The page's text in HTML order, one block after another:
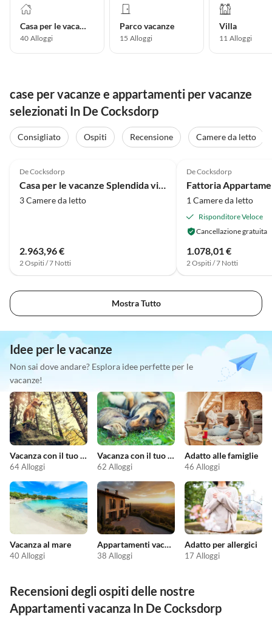
Casa per le vacanze
40 Alloggi
Parco vacanze
15 Alloggi
Villa
11 Alloggi
case per vacanze e appartamenti per vacanze
selezionati In De Cocksdorp
Consigliato Ospiti Recensione
Camere da letto
De Cocksdorp
3 Camere da letto
2.963,96 €
2 Ospiti / 7 Notti
De Cocksdorp
1 Camere da letto
Risponditore Veloce
Cancellazione gratuita
1.078,01 €
2 Ospiti / 7 Notti
Mostra Tutto
Idee per le vacanze
Non sai dove andare? Esplora idee perfette per le
vacanze!
Vacanza con il tuo cane
64 Alloggi
Vacanza con il tuo animale domestico
62 Alloggi
Adatto alle famiglie
46 Alloggi
Vacanza al mare
40 Alloggi
Appartamenti vacanze economici
38 Alloggi
Adatto per allergici
17 Alloggi
Recensioni degli ospiti delle nostre
Appartamenti vacanza In De Cocksdorp